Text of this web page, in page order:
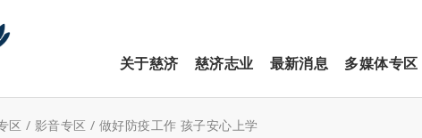
关于慈济
慈济志业 最新消息 多媒体专区
区 / 影音专区 / 做好防疫工作 孩子安心上学